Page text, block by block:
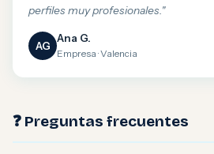
perfiles muy profesionales."
AG
Ana G.
Empresa · Valencia
❓ Preguntas frecuentes